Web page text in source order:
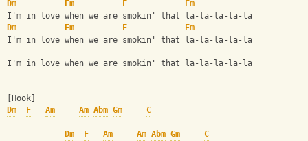
Dm
Em F
Em
I'm in love when we are smokin' that la-la-la-la-la
Dm
Em F
Em
I'm in love when we are smokin' that la-la-la-la-la
I'm in love when we are smokin' that la-la-la-la-la
[Hook]
Dm
F Am Am Abm Gm C
Dm F Am Am Abm Gm
C